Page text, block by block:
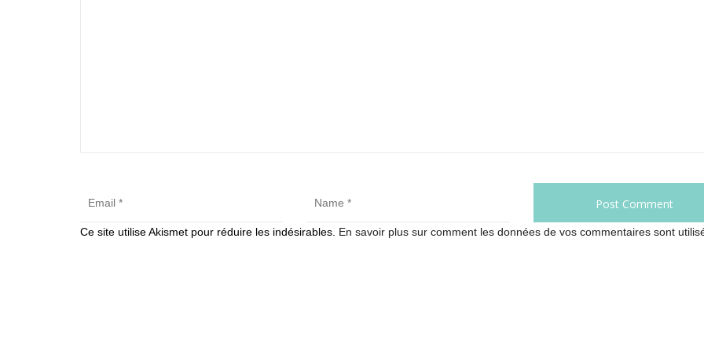
Ce site utilise Akismet pour réduire les indésirables. En savoir plus sur comment les données de vos commentaires sont